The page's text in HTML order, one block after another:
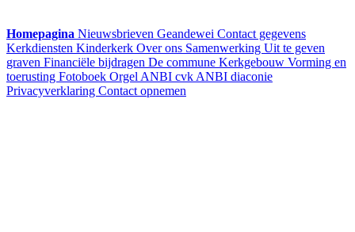
Homepagina Nieuwsbrieven Geandewei Contact gegevens
Kerkdiensten Kinderkerk Over ons Samenwerking Uit te geven
graven Financiële bijdragen De commune Kerkgebouw Vorming en
toerusting Fotoboek Orgel ANBI cvk ANBI diaconie
Privacyverklaring Contact opnemen